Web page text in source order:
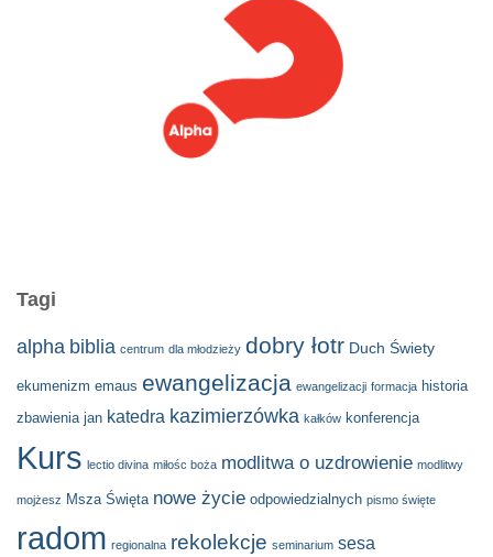
Tagi
alpha biblia centrum dla młodzieży dobry łotr Duch Świety
ekumenizm emaus ewangelizacja ewangelizacji formacja historia
zbawienia jan katedra kazimierzówka kałków konferencja
Kurs lectio divina miłośc boża modlitwa o uzdrowienie modlitwy
mojżesz Msza Święta nowe życie odpowiedzialnych pismo święte
radom regionalna rekolekcje seminarium sesa